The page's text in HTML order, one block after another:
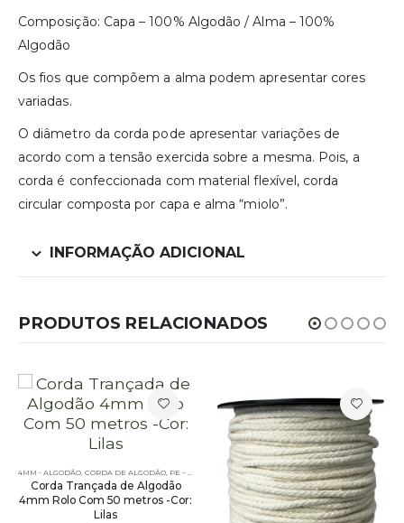
Composição: Capa – 100% Algodão / Alma – 100%
Algodão
Os fios que compõem a alma podem apresentar cores
variadas.
O diâmetro da corda pode apresentar variações de
acordo com a tensão exercida sobre a mesma. Pois, a
corda é confeccionada com material flexível, corda
circular composta por capa e alma “miolo”.
INFORMAÇÃO ADICIONAL
PRODUTOS RELACIONADOS
4MM - ALGODÃO, CORDA DE ALGODÃO, PE – 4MM – ALGODÃO
Corda Trançada de Algodão
4mm Rolo Com 50 metros -Cor:
Lilas